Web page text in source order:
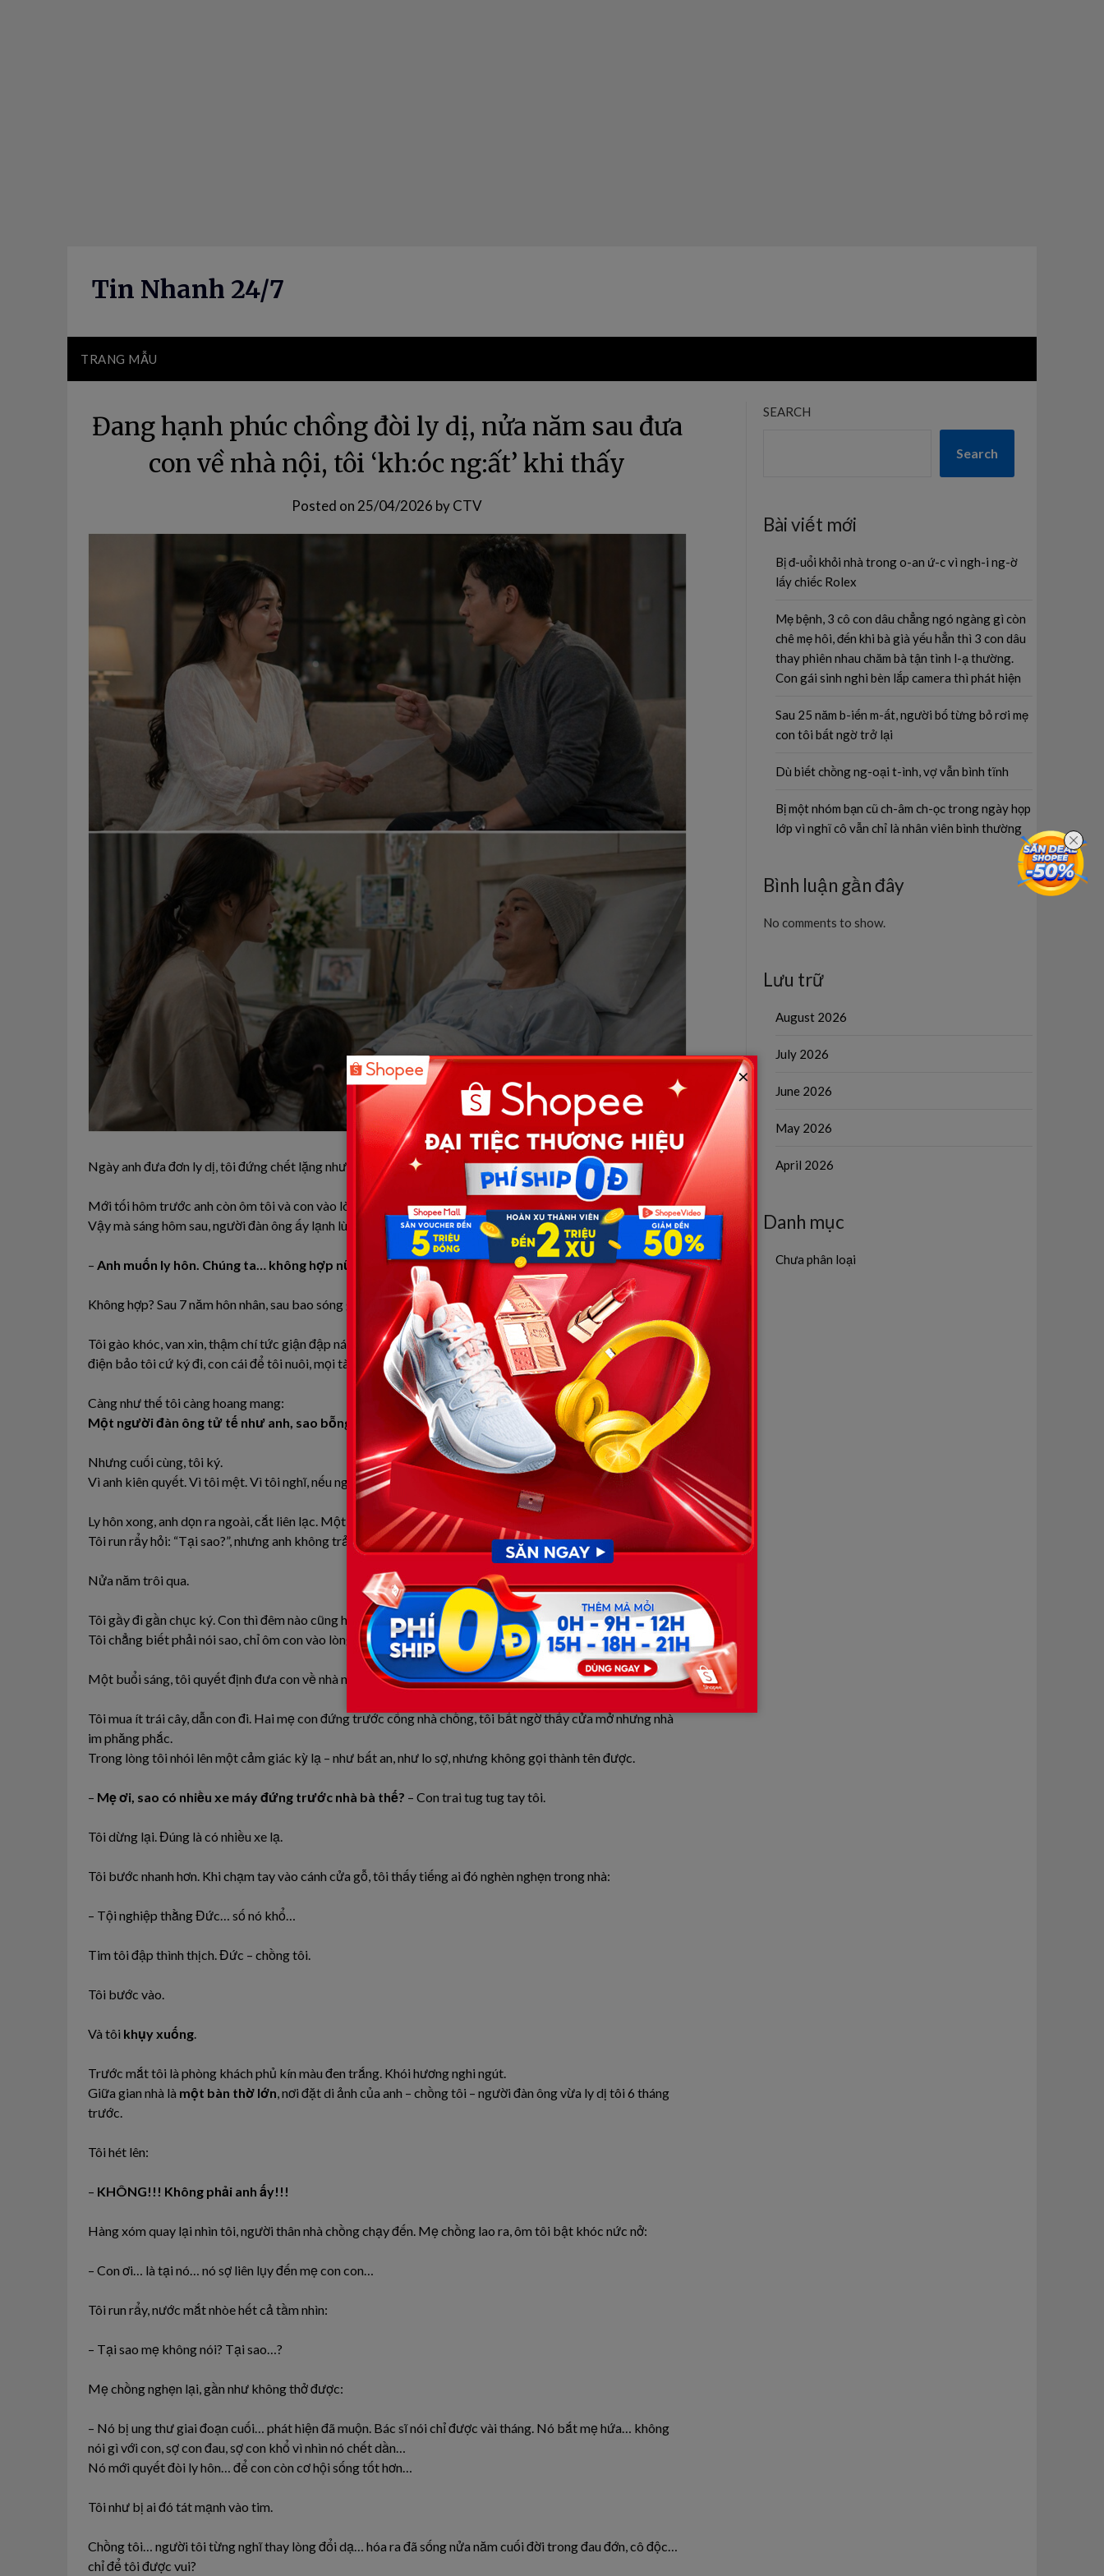
Tin Nhanh 24/7
TRANG MẪU
Đang hạnh phúc chồng đòi ly dị, nửa năm sau đưa
con về nhà nội, tôi ‘kh:óc ng:ất’ khi thấy
Posted on 25/04/2026 byCTV
Ngày anh đưa đơn ly dị, tôi đứng chết lặng như vừa bị ai rút hết máu khỏi cơ thể.
Mới tối hôm trước anh còn ôm tôi và con vào lòng, nói rằng: “Gia đình mình mãi mãi bên nhau.”
Vậy mà sáng hôm sau, người đàn ông ấy lạnh lùng đặt lá đơn lên bàn, ánh mắt xa xăm đến đáng sợ:
– Anh muốn ly hôn. Chúng ta… không hợp nữa.
Không hợp? Sau 7 năm hôn nhân, sau bao sóng gió cùng nhau vượt qua, anh nói không hợp?
Tôi gào khóc, van xin, thậm chí tức giận đập nát chiếc cốc trên bàn. Nhưng anh không đổi ý. Mẹ chồng gọi
điện bảo tôi cứ ký đi, con cái để tôi nuôi, mọi tài sản anh để lại hết.
Càng như thế tôi càng hoang mang:
Một người đàn ông tử tế như anh, sao bỗng dưng đòi bỏ vợ bỏ con, rồi còn để lại tất cả?
Nhưng cuối cùng, tôi ký.
Vì anh kiên quyết. Vì tôi mệt. Vì tôi nghĩ, nếu người ta đã quyết rời đi, giữ lại chỉ càng đau.
Ly hôn xong, anh dọn ra ngoài, cắt liên lạc. Một lần duy nhất anh nhắn tin:
“Em cứ sống tốt, đừng tìm anh.”
Tôi run rẩy hỏi: “Tại sao?”, nhưng anh không trả lời nữa.
Nửa năm trôi qua.
Tôi gầy đi gần chục ký. Con thì đêm nào cũng hỏi: “Sao bố không về nhà nữa mẹ?”
Tôi chẳng biết phải nói sao, chỉ ôm con vào lòng, nước mắt tràn ra nóng hổi.
Một buổi sáng, tôi quyết định đưa con về nhà nội chơi cho khuây khỏa.
Tôi mua ít trái cây, dẫn con đi. Hai mẹ con đứng trước cổng nhà chồng, tôi bất ngờ thấy cửa mở nhưng nhà
im phăng phắc.
Trong lòng tôi nhói lên một cảm giác kỳ lạ – như bất an, như lo sợ, nhưng không gọi thành tên được.
– Mẹ ơi, sao có nhiều xe máy đứng trước nhà bà thế? – Con trai tug tug tay tôi.
Tôi dừng lại. Đúng là có nhiều xe lạ.
Tôi bước nhanh hơn. Khi chạm tay vào cánh cửa gỗ, tôi thấy tiếng ai đó nghèn nghẹn trong nhà:
– Tội nghiệp thằng Đức… số nó khổ…
Tim tôi đập thình thịch. Đức – chồng tôi.
Tôi bước vào.
Và tôi khụy xuống
Trước mắt tôi là phòng khách phủ kín màu đen trắng. Khói hương nghi ngút.
Giữa gian nhà là một bàn thờ lớn , nơi đặt di ảnh của anh – chồng tôi – người đàn ông vừa ly dị tôi 6 tháng
trước.
Tôi hét lên:
– KHÔNG!!! Không phải anh ấy!!!
Hàng xóm quay lại nhìn tôi, người thân nhà chồng chạy đến. Mẹ chồng lao ra, ôm tôi bật khóc nức nở:
– Con ơi… là tại nó… nó sợ liên lụy đến mẹ con con…
Tôi run rẩy, nước mắt nhòe hết cả tầm nhìn:
– Tại sao mẹ không nói? Tại sao…?
Mẹ chồng nghẹn lại, gần như không thở được:
– Nó bị ung thư giai đoạn cuối… phát hiện đã muộn. Bác sĩ nói chỉ được vài tháng. Nó bắt mẹ hứa… không
nói gì với con, sợ con đau, sợ con khổ vì nhìn nó chết dần…
Nó mới quyết đòi ly hôn… để con còn cơ hội sống tốt hơn…
Tôi như bị ai đó tát mạnh vào tim.
Chồng tôi… người tôi từng nghĩ thay lòng đổi dạ… hóa ra đã sống nửa năm cuối đời trong đau đớn, cô độc…
chỉ để tôi được vui?
SEARCH
Search
Bài viết mới
Bị đ-uổi khỏi nhà trong o-an ứ-c vì ngh-i ng-ờ
lấy chiếc Rolex
Mẹ bệnh, 3 cô con dâu chẳng ngó ngàng gì còn
chê mẹ hôi, đến khi bà già yếu hẳn thì 3 con dâu
thay phiên nhau chăm bà tận tình l-ạ thường.
Con gái sinh nghi bèn lắp camera thì phát hiện
Sau 25 năm b-iến m-ất, người bố từng bỏ rơi mẹ
con tôi bất ngờ trở lại
Dù biết chồng ng-oại t-ình, vợ vẫn bình tĩnh
Bị một nhóm bạn cũ ch-âm ch-ọc trong ngày họp
lớp vì nghĩ cô vẫn chỉ là nhân viên bình thường
Bình luận gần đây
No comments to show.
Lưu trữ
August 2026
July 2026
June 2026
May 2026
April 2026
Danh mục
Chưa phân loại
×